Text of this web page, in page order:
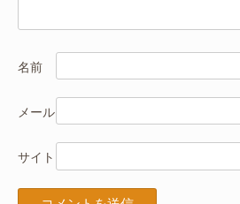
名前
メール
サイト